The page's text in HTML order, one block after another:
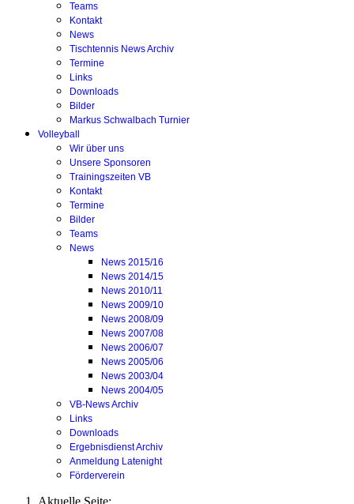
Teams
Kontakt
News
Tischtennis News Archiv
Termine
Links
Downloads
Bilder
Markus Schwalbach Turnier
Volleyball
Wir über uns
Unsere Sponsoren
Trainingszeiten VB
Kontakt
Termine
Bilder
Teams
News
News 2015/16
News 2014/15
News 2010/11
News 2009/10
News 2008/09
News 2007/08
News 2006/07
News 2005/06
News 2003/04
News 2004/05
VB-News Archiv
Links
Downloads
Ergebnisdienst Archiv
Anmeldung Latenight
Förderverein
Aktuelle Seite: